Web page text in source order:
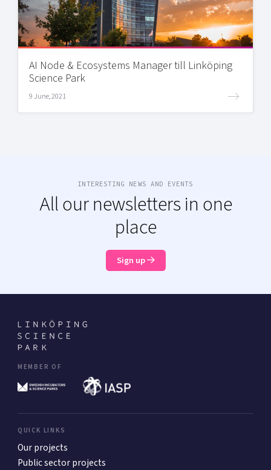
AI Node & Ecosystems Manager till Linköping
Science Park
9 June, 2021
INTERESTING NEWS AND EVENTS
All our newsletters in one
place
Sign up
MEMBER OF
QUICK LINKS
Our projects
Public sector projects